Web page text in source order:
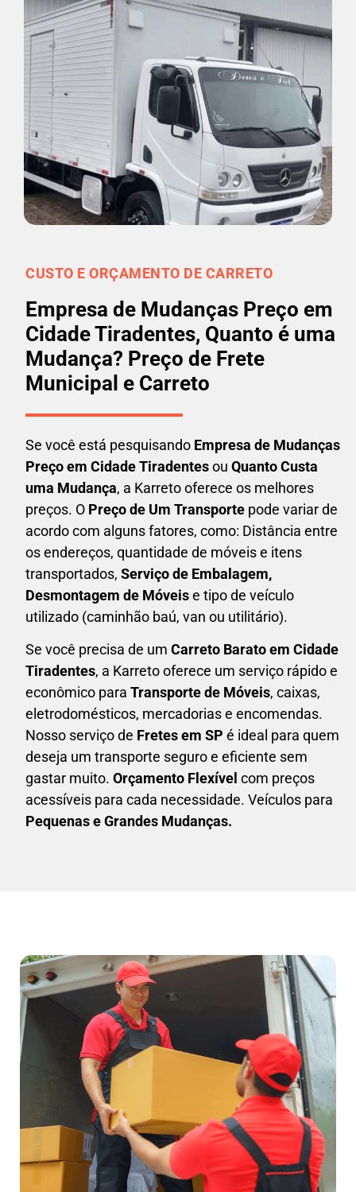
CUSTO E ORÇAMENTO DE CARRETO
Empresa de Mudanças Preço em
Cidade Tiradentes, Quanto é uma
Mudança? Preço de Frete
Municipal e Carreto
Se você está pesquisando Empresa de Mudanças
Preço em Cidade Tiradentesou Quanto Custa
uma Mudança, a Karreto oferece os melhores
preços. O Preço de Um Transporte pode variar de
acordo com alguns fatores, como: Distância entre
os endereços, quantidade de móveis e itens
transportados, Serviço de Embalagem,
Desmontagem de Móveise tipo de veículo
utilizado (caminhão baú, van ou utilitário).
Se você precisa de um Carreto Barato em Cidade
Tiradentes, a Karreto oferece um serviço rápido e
econômico para Transporte de Móveis, caixas,
eletrodomésticos, mercadorias e encomendas.
Nosso serviço de Fretes em SP é ideal para quem
deseja um transporte seguro e eficiente sem
gastar muito. Orçamento Flexível com preços
acessíveis para cada necessidade. Veículos para
Pequenas e Grandes Mudanças.